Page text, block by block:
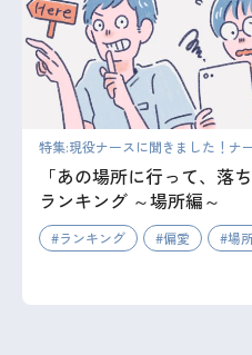
特集:現役ナースに聞きました！ナ
「あの場所に行って、落
ランキング ～場所編～
ランキング 偏愛 場